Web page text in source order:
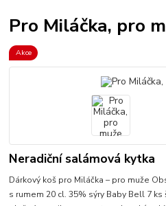
Pro Miláčka, pro
Akce
Neradiční salámová kytka
Dárkový koš pro Miláčka – pro muže
s rumem 20 cl. 35% sýry Baby Bell 7